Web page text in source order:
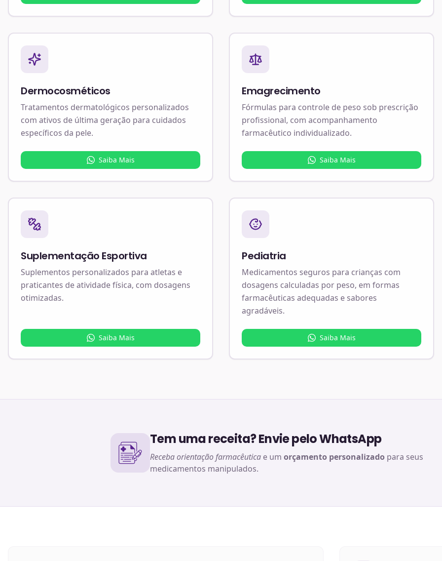
Dermocosméticos
Tratamentos dermatológicos personalizados
com ativos de última geração para cuidados
específicos da pele.
Saiba Mais
Emagrecimento
Fórmulas para controle de peso sob prescrição
profissional, com acompanhamento
farmacêutico individualizado.
Saiba Mais
Suplementação Esportiva
Suplementos personalizados para atletas e
praticantes de atividade física, com dosagens
otimizadas.
Saiba Mais
Pediatria
Medicamentos seguros para crianças com
dosagens calculadas por peso, em formas
farmacêuticas adequadas e sabores
agradáveis.
Saiba Mais
Tem uma receita? Envie pelo WhatsApp
Receba orientação farmacêutica e um orçamento personalizado para seus
medicamentos manipulados.